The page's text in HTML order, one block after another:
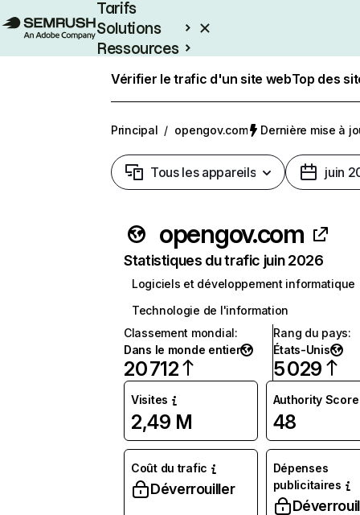
Tarifs
Solutions
Ressources
Vérifier le trafic d'un site webTop des
Principal / opengov.com Dernière mise à
Tous les appareils juin
opengov.com
Statistiques du trafic juin 2026
Logiciels et développement informatique
Technologie de l'information
Classement mondial:
Dans le monde entier
20 712
Rang du pays:
États-Unis
5 029
Visites
2,49 M
Authority Score
48
Coût du trafic
Déverrouiller
Dépenses
publicitaires